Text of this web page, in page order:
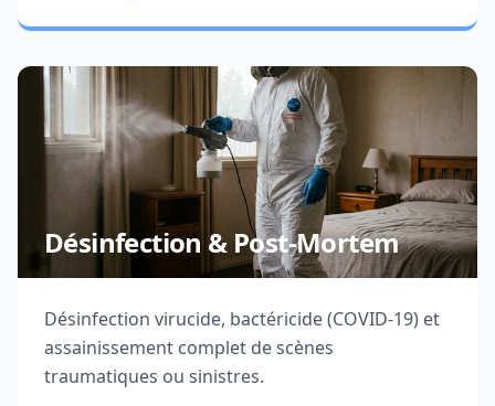
Désinfection & Post-Mortem
Désinfection virucide, bactéricide (COVID-19) et
assainissement complet de scènes
traumatiques ou sinistres.